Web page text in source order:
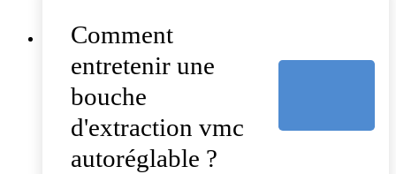
Comment
entretenir une
bouche
d'extraction vmc
autoréglable ?